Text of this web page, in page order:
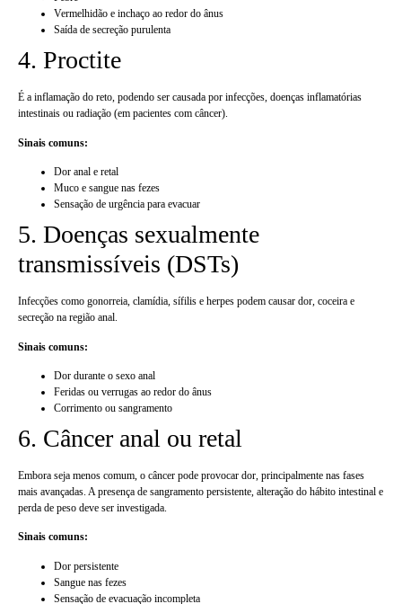
Vermelhidão e inchaço ao redor do ânus
Saída de secreção purulenta
4. Proctite
É a inflamação do reto, podendo ser causada por infecções, doenças inflamatórias
intestinais ou radiação (em pacientes com câncer).
Sinais comuns:
Dor anal e retal
Muco e sangue nas fezes
Sensação de urgência para evacuar
5. Doenças sexualmente
transmissíveis (DSTs)
Infecções como gonorreia, clamídia, sífilis e herpes podem causar dor, coceira e
secreção na região anal.
Sinais comuns:
Dor durante o sexo anal
Feridas ou verrugas ao redor do ânus
Corrimento ou sangramento
6. Câncer anal ou retal
Embora seja menos comum, o câncer pode provocar dor, principalmente nas fases
mais avançadas. A presença de sangramento persistente, alteração do hábito intestinal e
perda de peso deve ser investigada.
Sinais comuns:
Dor persistente
Sangue nas fezes
Sensação de evacuação incompleta